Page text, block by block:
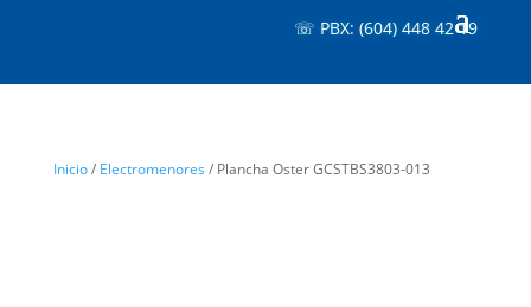
☏ PBX: (604) 448 42 19
Inicio/ Electromenores / Plancha Oster GCSTBS3803-013